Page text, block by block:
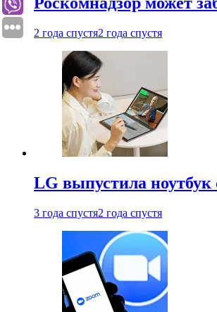
2 года спустя2 года спустя
LG выпустила
3 года спустя2 года спустя